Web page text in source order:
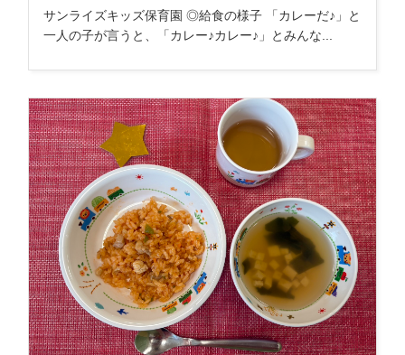
サンライズキッズ保育園 ◎給食の様子 「カレーだ♪」と
一人の子が言うと、「カレー♪カレー♪」とみんな...